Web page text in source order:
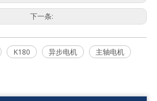
下一条:
K180 异步电机
主轴电机